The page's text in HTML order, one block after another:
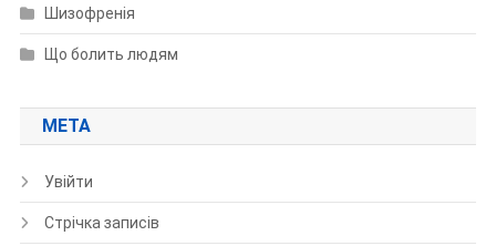
Шизофренія
Що болить людям
МЕТА
Увійти
Стрічка записів